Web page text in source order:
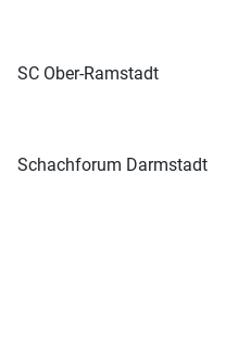
SC Ober-Ramstadt
Schachforum Darmstadt